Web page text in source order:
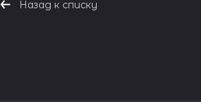
Назад к списку